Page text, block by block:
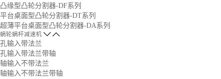
凸缘型凸轮分割器-DF系列
平台桌面型凸轮分割器-DT系列
超薄平台桌面型凸轮分割器-DA系列
蜗轮蜗杆减速机
孔输入带法兰
孔输入带法兰带轴
轴输入不带法兰
轴输入不带法兰带轴